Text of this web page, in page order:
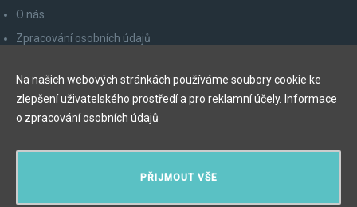
O nás
Zpracování osobních údajů
Odhlášení z newsletteru
PŘIJMOUT VŠE
Na našich webových stránkách používáme soubory cookie ke
zlepšení uživatelského prostředí a pro reklamní účely. Informace
o zpracování osobních údajů